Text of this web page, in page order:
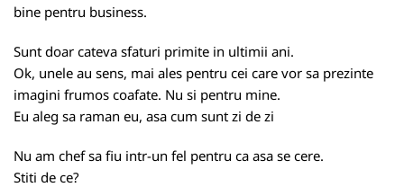
bine pentru business.
Sunt doar cateva sfaturi primite in ultimii ani.
Ok, unele au sens, mai ales pentru cei care vor sa prezinte
imagini frumos coafate. Nu si pentru mine.
Eu aleg sa raman eu, asa cum sunt zi de zi
Nu am chef sa fiu intr-un fel pentru ca asa se cere.
Stiti de ce?